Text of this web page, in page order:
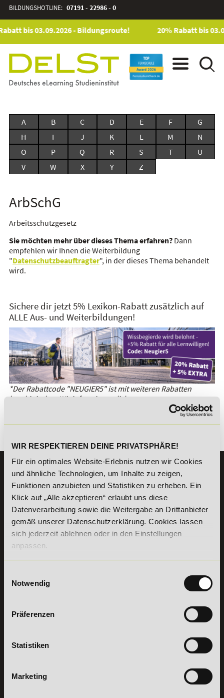
WIR RESPEKTIEREN DEINE PRIVATSPHÄRE!
Für ein optimales Website-Erlebnis nutzen wir Cookies
und ähnliche Technologien, um Inhalte zu zeigen,
Funktionen anzubieten und Statistiken zu erheben. Ein
Klick auf „Alle akzeptieren“ erlaubt uns diese
Datenverarbeitung sowie die Weitergabe an Drittanbieter
gemäß unserer Datenschutzerklärung. Cookies lassen
sich jederzeit ablehnen oder in den Einstellungen
anpassen.
Notwendig
Präferenzen
Statistiken
Marketing
BILDUNGSHOTLINE: 07191 - 22986 - 0
bis 03.09.2026 - Bildungsroute! 20% Rabatt bis
A B C D E F
G
H
I J K L M
N
O
P Q R S T
U
V
W X Y Z
ArbSchG
Arbeitsschutzgesetz
Sie möchten mehr über dieses Thema erfahren?Dann
empfehlen wir Ihnen die Weiterbildung
"Datenschutzbeauftragter", in der dieses Thema behandelt
wird.
Sichere dir jetzt 5% Lexikon-Rabatt zusätzlich auf
ALLE Aus- und Weiterbildungen!
*Der Rabattcode "NEUGIER5" ist mit weiteren Rabatten
kombinierbar. Wir informieren dich gern.
KONTAKT
07191 - 22986 - 0
+49 (0) 7191 9513203
DeLSt GmbH - Deutsches eLearning Studieninstitut
Willy-Brandt-Platz 2
71522Backnang
Aus dem Ausland:+49 (0) 7191 - 22 986 – 0
Erreichbarkeit:
Samstag: 9:00 - 15:00 Uhr
Vertrag
widerrufen
INFORMATIONEN